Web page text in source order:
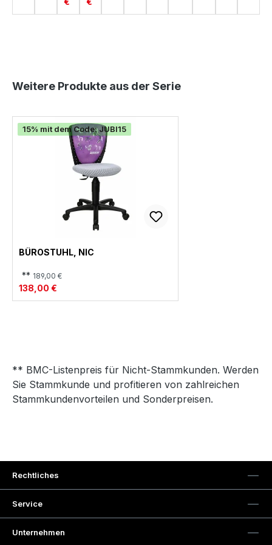
3
1
T
2
Produktgalerie überspringen
Weitere Produkte aus der Serie
15% mit dem Code: JUBI15
BÜROSTUHL, NIC
** 189,00 €
138,00 €
** BMC-Listenpreis für Nicht-Stammkunden. Werden
Sie Stammkunde und profitieren von zahlreichen
Stammkundenvorteilen und Sonderpreisen.
Rechtliches
Service
Unternehmen